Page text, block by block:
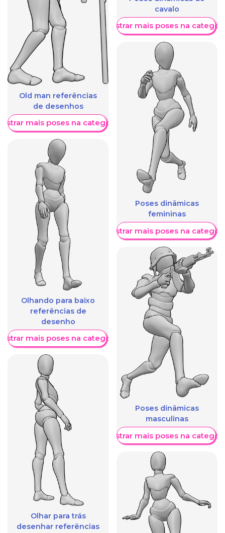
Old man referências
de desenhos
mais poses na categoria
Olhando para baixo
referências de
desenho
mais poses na categoria
Olhar para trás
desenhar referências
cavalo
Mostrar mais poses na
Poses dinâmicas
femininas
Mostrar mais poses na
Poses dinâmicas
masculinas
Mostrar mais poses na